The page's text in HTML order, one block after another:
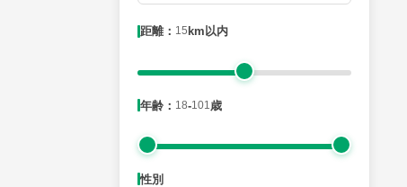
距離： 15 km以内
年齢： 18-101 歳
性別
年齢：18-101歳